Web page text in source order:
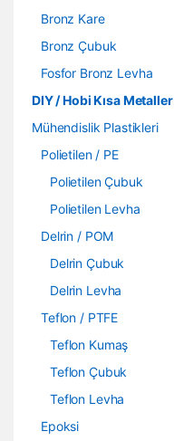
Bronz Kare
Bronz Çubuk
Fosfor Bronz Levha
DIY / Hobi Kısa Metaller
Mühendislik Plastikleri
Polietilen / PE
Polietilen Çubuk
Polietilen Levha
Delrin / POM
Delrin Çubuk
Delrin Levha
Teflon / PTFE
Teflon Kumaş
Teflon Çubuk
Teflon Levha
Epoksi